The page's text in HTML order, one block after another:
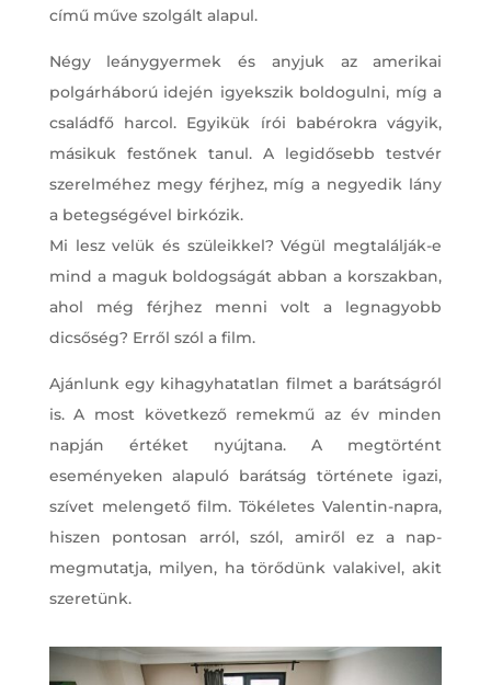
című műve szolgált alapul.
Négy leánygyermek és anyjuk az amerikai
polgárháború idején igyekszik boldogulni, míg a
családfő harcol. Egyikük írói babérokra vágyik,
másikuk festőnek tanul. A legidősebb testvér
szerelméhez megy férjhez, míg a negyedik lány
a betegségével birkózik.
Mi lesz velük és szüleikkel? Végül megtalálják-e
mind a maguk boldogságát abban a korszakban,
ahol még férjhez menni volt a legnagyobb
dicsőség? Erről szól a film.
Ajánlunk egy kihagyhatatlan filmet a barátságról
is. A most következő remekmű az év minden
napján értéket nyújtana. A megtörtént
eseményeken alapuló barátság története igazi,
szívet melengető film. Tökéletes Valentin-napra,
hiszen pontosan arról, szól, amiről ez a nap-
megmutatja, milyen, ha törődünk valakivel, akit
szeretünk.